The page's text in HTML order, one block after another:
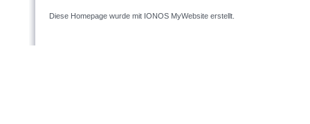
Diese Homepage wurde mit IONOS MyWebsite erstellt.